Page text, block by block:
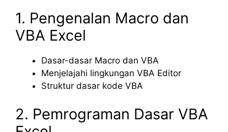
1. Pengenalan Macro dan
VBA Excel
Dasar-dasar Macro dan VBA
Menjelajahi lingkungan VBA Editor
Struktur dasar kode VBA
2. Pemrograman Dasar VBA